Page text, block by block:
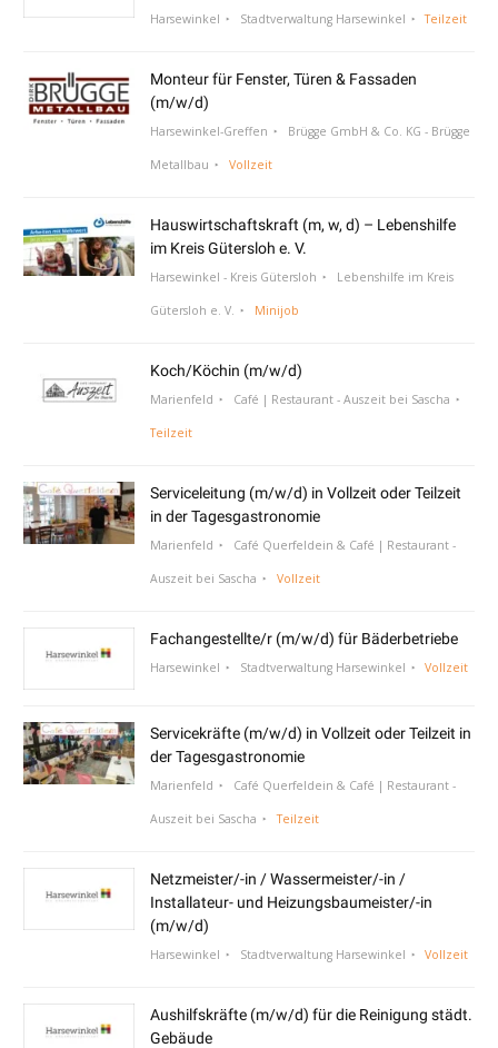
Harsewinkel Stadtverwaltung Harsewinkel Teilzeit
Monteur für Fenster, Türen & Fassaden
(m/w/d)
Harsewinkel-Greffen Brügge GmbH & Co. KG - Brügge
Metallbau Vollzeit
Hauswirtschaftskraft (m, w, d) – Lebenshilfe
im Kreis Gütersloh e. V.
Harsewinkel - Kreis Gütersloh Lebenshilfe im Kreis
Gütersloh e. V. Minijob
Koch/Köchin (m/w/d)
Marienfeld Café | Restaurant - Auszeit bei Sascha
Teilzeit
Serviceleitung (m/w/d) in Vollzeit oder Teilzeit
in der Tagesgastronomie
Marienfeld Café Querfeldein & Café | Restaurant -
Auszeit bei Sascha Vollzeit
Fachangestellte/r (m/w/d) für Bäderbetriebe
Harsewinkel Stadtverwaltung Harsewinkel Vollzeit
Servicekräfte (m/w/d) in Vollzeit oder Teilzeit in
der Tagesgastronomie
Marienfeld Café Querfeldein & Café | Restaurant -
Auszeit bei Sascha Teilzeit
Netzmeister/-in / Wassermeister/-in /
Installateur- und Heizungsbaumeister/-in
(m/w/d)
Harsewinkel Stadtverwaltung Harsewinkel Vollzeit
Aushilfskräfte (m/w/d) für die Reinigung städt.
Gebäude